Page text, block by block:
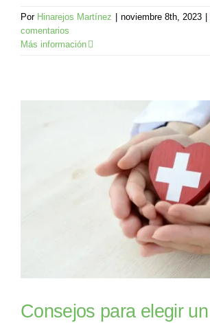
Por Hinarejos Martínez noviembre 8th, 2023
comentarios
Más información
Consejos para elegir